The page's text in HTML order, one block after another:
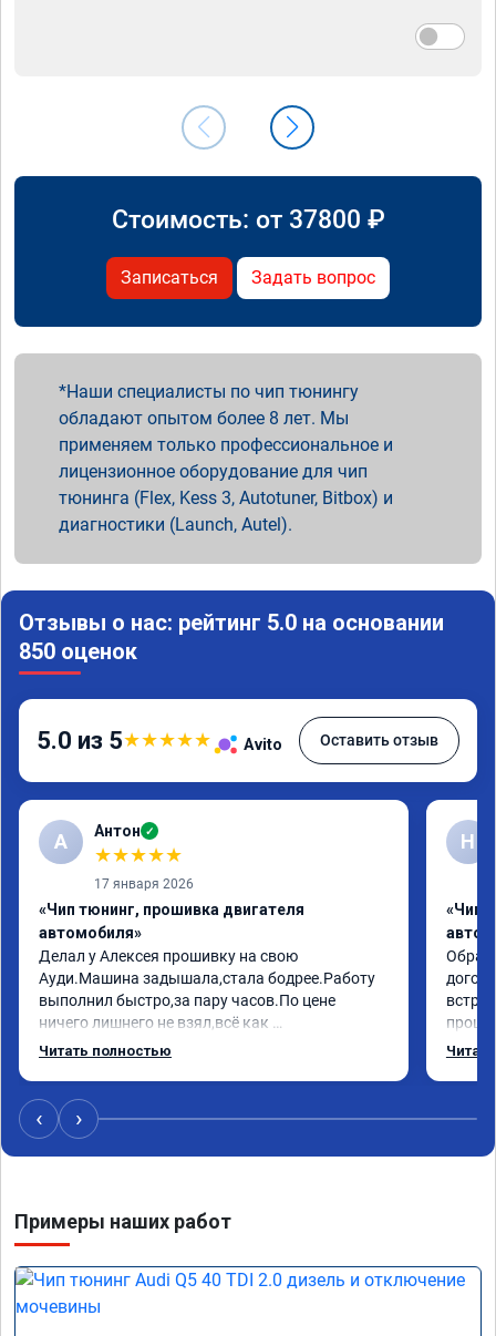
Стоимость: от 37800 ₽
Записаться Задать вопрос
Наши специалисты по чип тюнингу
обладают опытом более 8 лет. Мы
применяем только профессиональное и
лицензионное оборудование для чип
тюнинга (Flex, Kess 3, Autotuner, Bitbox) и
диагностики (Launch, Autel).
Отзывы о нас: рейтинг 5.0 на основании
850 оценок
5.0 из 5★★★★★ Avito Оставить отзыв
А Антон ✓
★★★★★
17 января 2026
«Чип тюнинг, прошивка двигателя
автомобиля»
Делал у Алексея прошивку на свою
Ауди.Машина задышала,стала бодрее.Работу
выполнил быстро,за пару часов.По цене
ничего лишнего не взял,всё как
договаривались заранее.После работы
поломки авто.Однозначно рекомендую
Алексея как грамотного специалиста!
Читать полностью
Н
«Чип
Арман
‹ ›
Примеры наших работ